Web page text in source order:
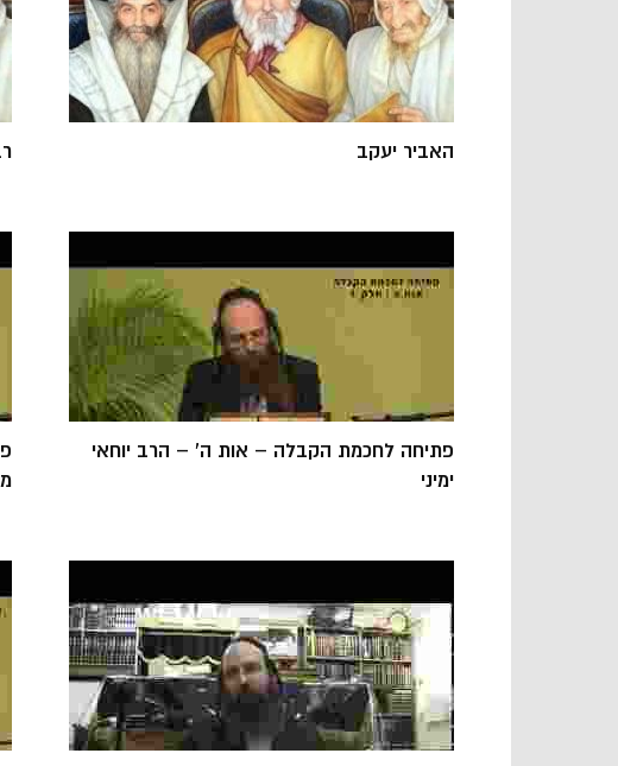
האביר יעקב
פתיחה לחכמת הקבלה – אות ה' – הרב יוחאי
ימיני